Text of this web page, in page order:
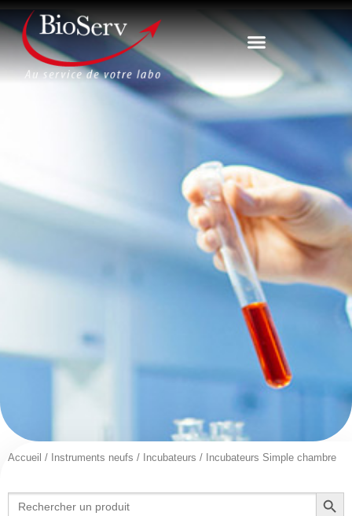
Accueil / Instruments neufs / Incubateurs / Incubateurs Simple chambre
Search
for:
Search Button